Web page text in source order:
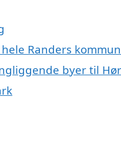
Randers
byer til